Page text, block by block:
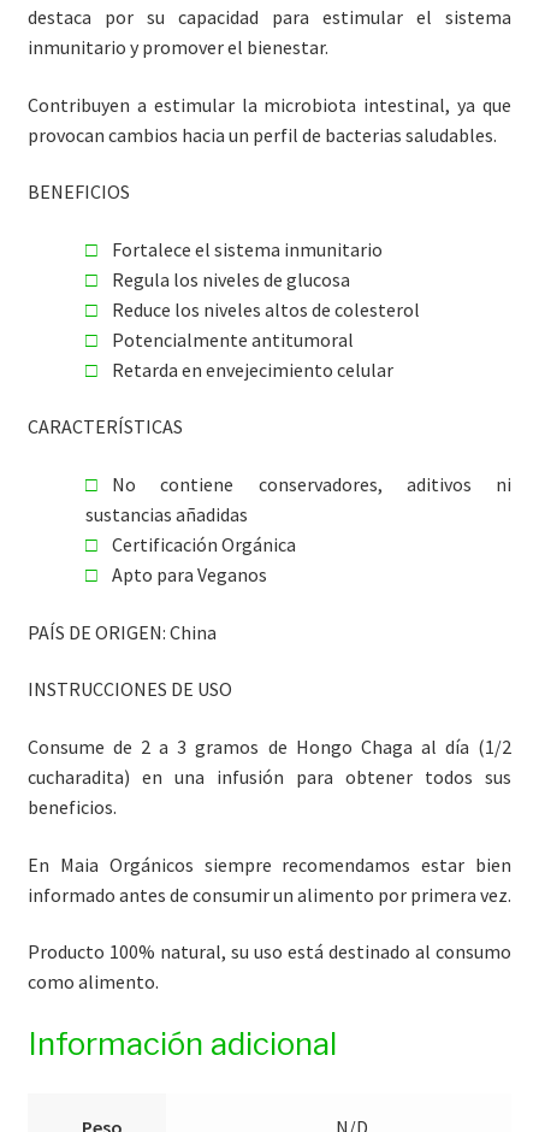
destaca por su capacidad para estimular el sistema
inmunitario y promover el bienestar.
Contribuyen a estimular la microbiota intestinal, ya que
provocan cambios hacia un perfil de bacterias saludables.
BENEFICIOS
Fortalece el sistema inmunitario
Regula los niveles de glucosa
Reduce los niveles altos de colesterol
Potencialmente antitumoral
Retarda en envejecimiento celular
CARACTERÍSTICAS
No contiene conservadores, aditivos ni
sustancias añadidas
Certificación Orgánica
Apto para Veganos
PAÍS DE ORIGEN: China
INSTRUCCIONES DE USO
Consume de 2 a 3 gramos de Hongo Chaga al día (1/2
cucharadita) en una infusión para obtener todos sus
beneficios.
En Maia Orgánicos siempre recomendamos estar bien
informado antes de consumir un alimento por primera vez.
Producto 100% natural, su uso está destinado al consumo
como alimento.
Información adicional
Peso N/D